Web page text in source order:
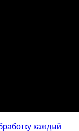
каждый